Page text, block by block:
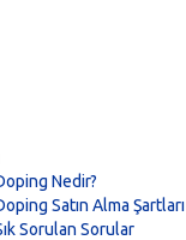
Nedir?
Satın Alma Şartları
Sorulan Sorular